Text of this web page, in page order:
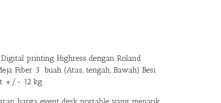
printing Highress dengan Roland
Fiber 3 buah (Atas, tengah, Bawah) Besi
+/- 12 kg
harga event desk portable yang menarik